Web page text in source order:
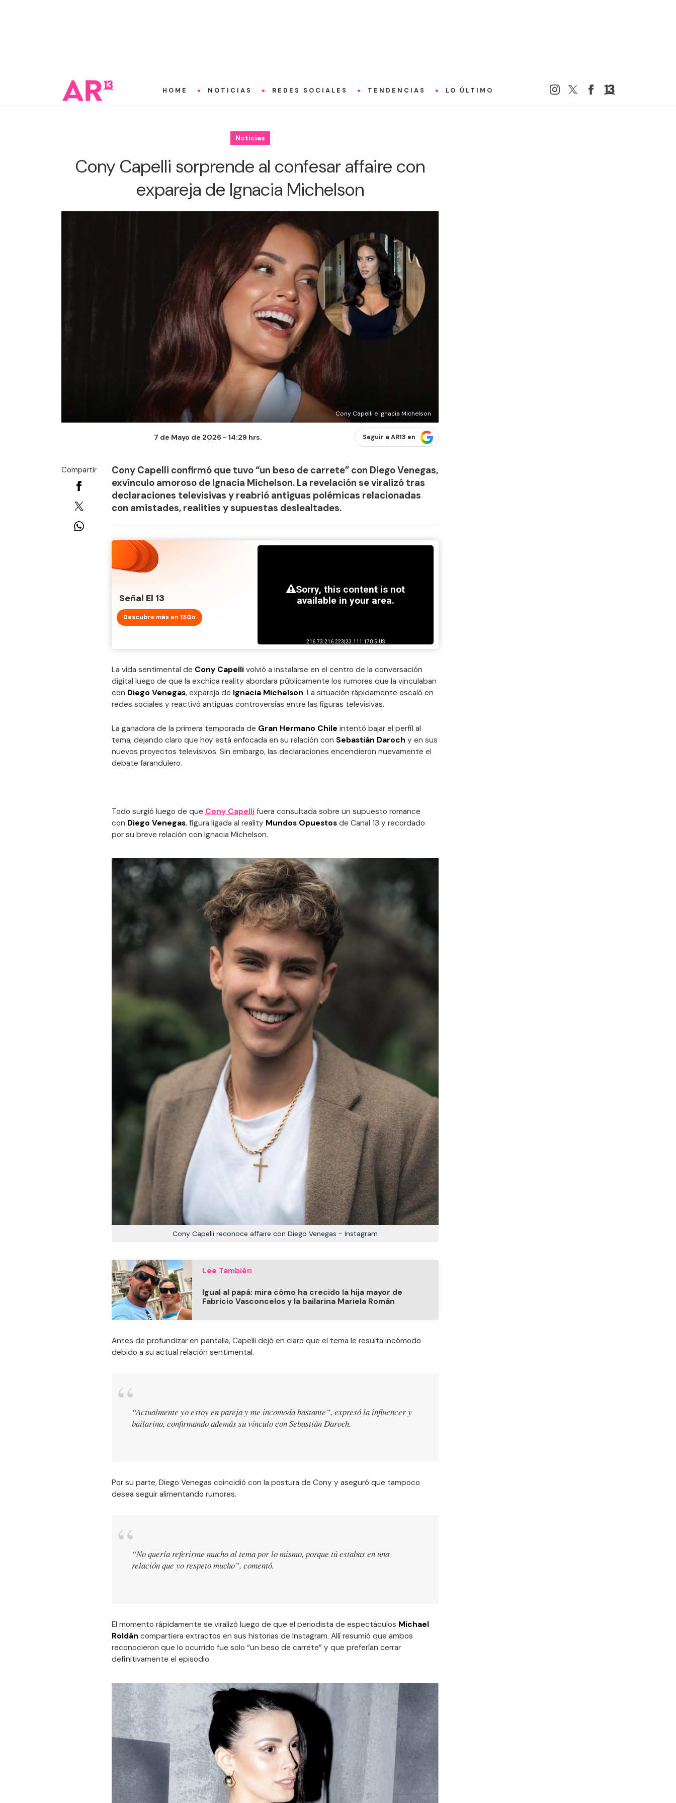
HOME NOTICIAS REDES SOCIALES TENDENCIAS LO ÚLTIMO
Noticias
Cony Capelli sorprende al confesar affaire con
expareja de Ignacia Michelson
Cony Capelli e Ignacia Michelson
7 de Mayo de 2026 - 14:29 hrs. Seguir a AR13 en
Compartir
Cony Capelli confirmó que tuvo “un beso de carrete” con Diego Venegas,
exvínculo amoroso de Ignacia Michelson. La revelación se viralizó tras
declaraciones televisivas y reabrió antiguas polémicas relacionadas
con amistades, realities y supuestas deslealtades.
Señal El 13
Descubre más en 13Go
La vida sentimental de Cony Capelli volvió a instalarse en el centro de la conversación
digital luego de que la exchica reality abordara públicamente los rumores que la vinculaban
con Diego Venegas, expareja de Ignacia Michelson. La situación rápidamente escaló en
redes sociales y reactivó antiguas controversias entre las figuras televisivas.
La ganadora de la primera temporada de Gran Hermano Chile intentó bajar el perfil al
tema, dejando claro que hoy está enfocada en su relación con Sebastián Daroch y en sus
nuevos proyectos televisivos. Sin embargo, las declaraciones encendieron nuevamente el
debate farandulero.
Todo surgió luego de que Cony Capelli fuera consultada sobre un supuesto romance
con Diego Venegas, figura ligada al reality Mundos Opuestos de Canal 13 y recordado
por su breve relación con Ignacia Michelson.
Cony Capelli reconoce affaire con Diego Venegas - Instagram
Lee También
Igual al papá: mira cómo ha crecido la hija mayor de
Fabricio Vasconcelos y la bailarina Mariela Román
Antes de profundizar en pantalla, Capelli dejó en claro que el tema le resulta incómodo
debido a su actual relación sentimental.
“Actualmente yo estoy en pareja y me incomoda bastante”, expresó la influencer y
bailarina, confirmando además su vínculo con Sebastián Daroch.
Por su parte, Diego Venegas coincidió con la postura de Cony y aseguró que tampoco
desea seguir alimentando rumores.
“No quería referirme mucho al tema por lo mismo, porque tú estabas en una
relación que yo respeto mucho”, comentó.
El momento rápidamente se viralizó luego de que el periodista de espectáculos Michael
Roldán compartiera extractos en sus historias de Instagram. Allí resumió que ambos
reconocieron que lo ocurrido fue solo “un beso de carrete” y que preferían cerrar
definitivamente el episodio.